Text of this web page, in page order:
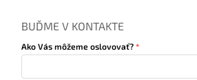
BUĎME V KONTAKTE
Ako Vás môžeme oslovovať?